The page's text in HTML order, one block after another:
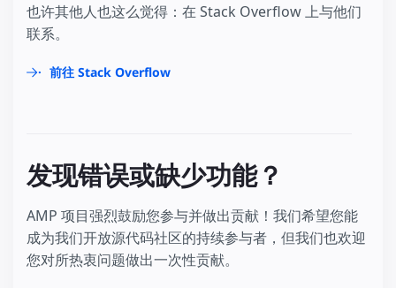
也许其他人也这么觉得：在 Stack Overflow 上与他们
联系。
前往 Stack Overflow
发现错误或缺少功能？
AMP 项目强烈鼓励您参与并做出贡献！我们希望您能
成为我们开放源代码社区的持续参与者，但我们也欢迎
您对所热衷问题做出一次性贡献。